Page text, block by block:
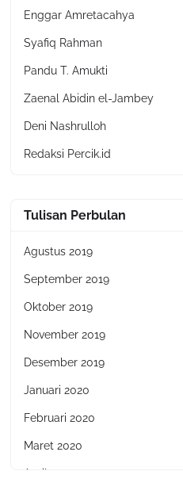
Enggar Amretacahya
Syafiq Rahman
Pandu T. Amukti
Zaenal Abidin el-Jambey
Deni Nashrulloh
Redaksi Percik.id
Tulisan Perbulan
Agustus 2019
September 2019
Oktober 2019
November 2019
Desember 2019
Januari 2020
Februari 2020
Maret 2020
April 2020